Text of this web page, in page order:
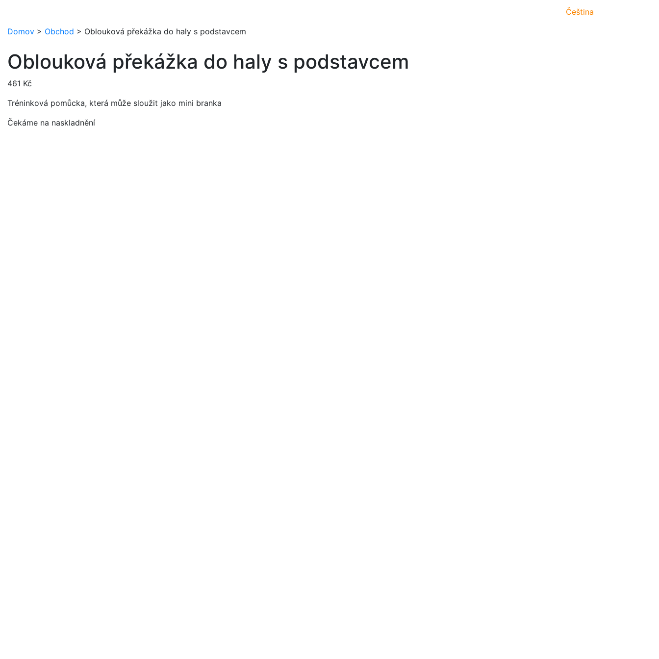
Čeština
Domov > Obchod > Oblouková překážka do haly s podstavcem
Oblouková překážka do haly s podstavcem
461 Kč
Tréninková pomůcka, která může sloužit jako mini branka
Čekáme na naskladnění